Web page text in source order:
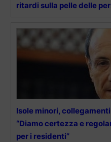
ritardi sulla pelle delle
Isole minori,
“Diamo certezza e
per i residenti”